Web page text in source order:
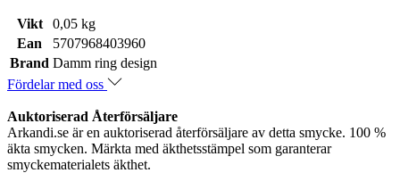
Vikt
0,05 kg
Ean
5707968403960
Brand Damm ring design
Fördelar med oss
Auktoriserad Återförsäljare
Arkandi.se är en auktoriserad återförsäljare av detta smycke. 100 %
äkta smycken. Märkta med äkthetsstämpel som garanterar
smyckematerialets äkthet.